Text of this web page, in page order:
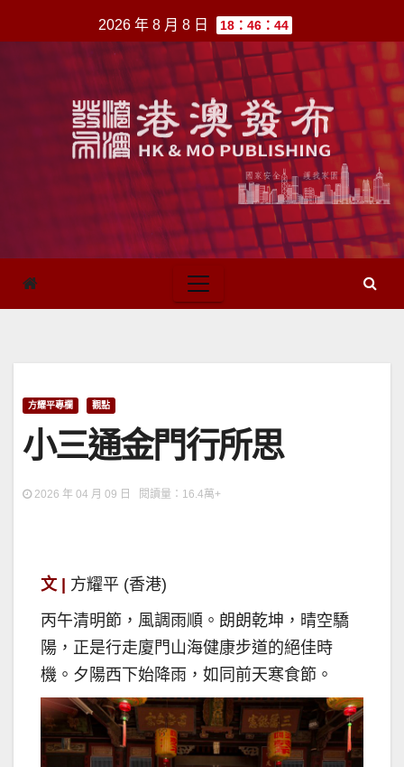
至
2026 年 8 月 8 日 18：46：44
方耀平專欄 觀點
小三通金門行所思
2026 年 04 月 09 日 閱讀量：16.4萬+
文 |
方耀平 (香港)
丙午清明節，風調雨順。朗朗乾坤，晴空驕
陽，正是行走廈門山海健康步道的絕佳時
機。夕陽西下始降雨，如同前天寒食節。